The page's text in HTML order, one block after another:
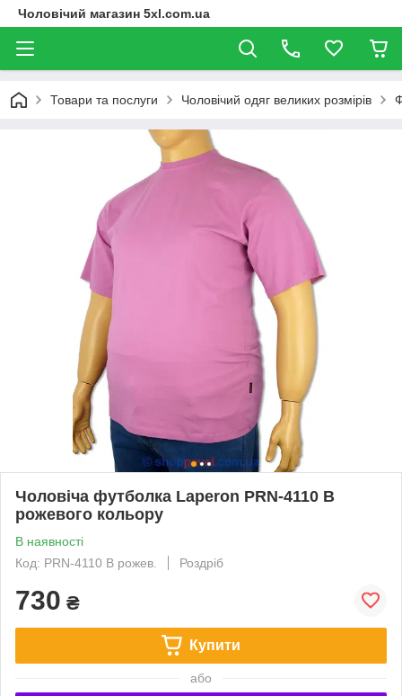
Чоловічий магазин 5xl.com.ua
Товари та послуги Чоловічий одяг великих розмірів
Чоловіча футболка Laperon PRN-4110 B
рожевого кольору
В наявності
Код: PRN-4110 B рожев.
Роздріб
730 ₴
Купити
або